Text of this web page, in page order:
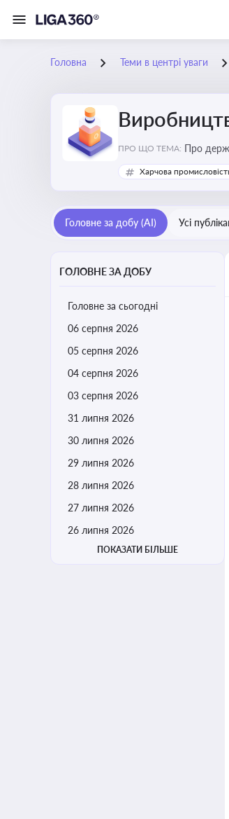
Головна Теми в центрі уваги
ПРО ЩО ТЕМА: Про
Харчова
Головне за добу (AI) Усі
ГОЛОВНЕ ЗА ДОБУ
Головне за сьогодні
06 серпня 2026
05 серпня 2026
04 серпня 2026
03 серпня 2026
31 липня 2026
30 липня 2026
29 липня 2026
28 липня 2026
27 липня 2026
26 липня 2026
ПОКАЗАТИ БІЛЬШЕ